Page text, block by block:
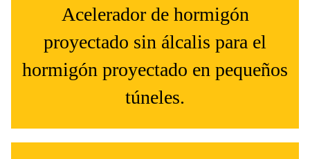
Acelerador de hormigón
proyectado sin álcalis para el
hormigón proyectado en pequeños
túneles.